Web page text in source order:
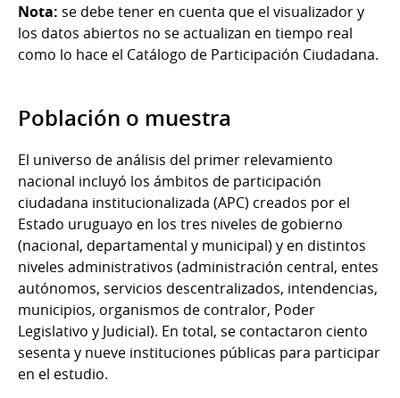
Nota: se debe tener en cuenta que el visualizador y
los datos abiertos no se actualizan en tiempo real
como lo hace el Catálogo de Participación Ciudadana.
Población o muestra
El universo de análisis del primer relevamiento
nacional incluyó los ámbitos de participación
ciudadana institucionalizada (APC) creados por el
Estado uruguayo en los tres niveles de gobierno
(nacional, departamental y municipal) y en distintos
niveles administrativos (administración central, entes
autónomos, servicios descentralizados, intendencias,
municipios, organismos de contralor, Poder
Legislativo y Judicial). En total, se contactaron ciento
sesenta y nueve instituciones públicas para participar
en el estudio.